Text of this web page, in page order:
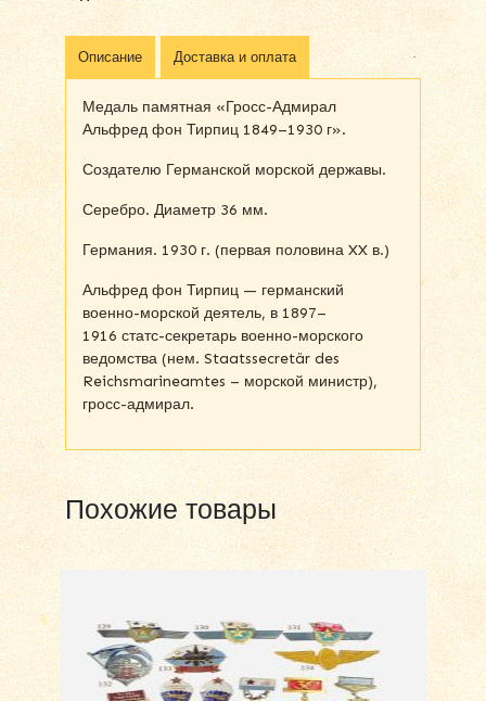
Описание Доставка и оплата
Медаль памятная «Гросс-Адмирал
Альфред фон Тирпиц 1849–1930 г».
Создателю Германской морской державы.
Серебро. Диаметр 36 мм.
Германия. 1930 г. (первая половина XX в.)
Альфред фон Тирпиц — германский
военно-морской деятель, в 1897–
1916 статс-секретарь военно-морского
ведомства (нем. Staatssecretär des
Reichsmarineamtes – морской министр),
гросс-адмирал.
Похожие товары